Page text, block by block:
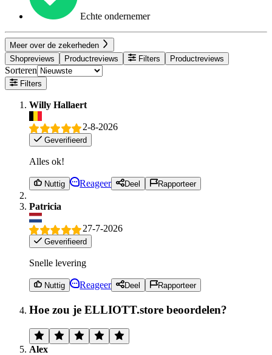
Echte ondernemer
Meer over de zekerheden
Shopreviews
Productreviews Filters Productreviews
Sorteren
Filters
Willy Hallaert
2-8-2026
Geverifieerd
Alles ok!
Nuttig Reageer Deel Rapporteer
Patricia
27-7-2026
Geverifieerd
Snelle levering
Nuttig Reageer Deel Rapporteer
Hoe zou je ELLIOTT.store beoordelen?
Alex